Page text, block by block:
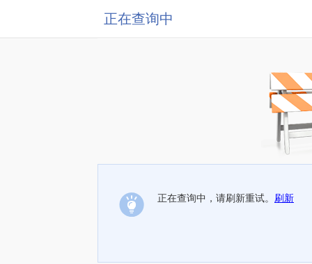
正在查询中
正在查询中，请刷新重试。 刷新